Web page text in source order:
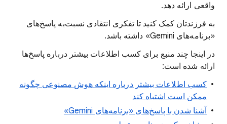
واقعی ارائه دهد.
به فرزندتان کمک کنید تا تفکری انتقادی نسبت‌به پاسخ‌های
«برنامه‌های Gemini» داشته باشد.
در اینجا چند منبع برای کسب اطلاعات بیشتر درباره پاسخ‌ها
ارائه شده است:
کسب اطلاعات بیشتر درباره اینکه هوش مصنوعی چگونه
ممکن است اشتباه کند
آشنا شدن با پاسخ‌های «برنامه‌های Gemini»